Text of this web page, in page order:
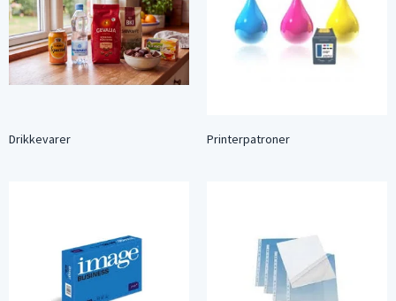
Drikkevarer Printerpatroner